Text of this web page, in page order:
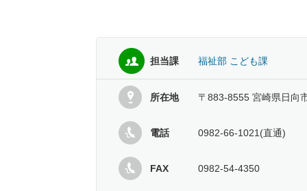
担当課 福祉部 こども課
所在地 〒883-8555 宮崎県日向
電話 0982-66-1021(直通)
FAX 0982-54-4350